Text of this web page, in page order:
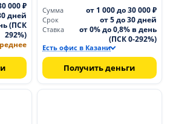
000 ₽
дней
(ПСК
292%)
Сумма
от 1 000 до 30 000 ₽
Срок от 5 до 30 дней
Ставка
от 0% до 0,8% в день
(ПСК 0-292%)
Есть офис в Казани
Получить деньги